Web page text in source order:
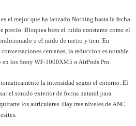
el mejor que ha lanzado Nothing hasta la fecha
precio. Bloquea bien el ruido constante como el
o el ruido de metro y tren. En
cercanas, la reduccion es notable
los Sony WF-1000XM5 o AirPods Pro.
la intensidad segun el entorno. El
el sonido exterior de forma natural para
los auriculares. Hay tres niveles de ANC